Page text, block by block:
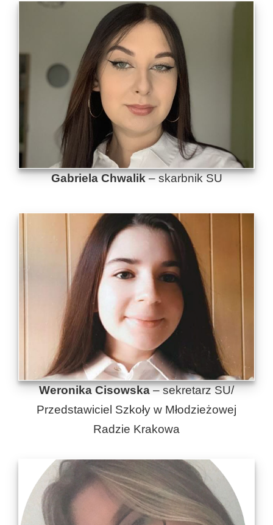
Gabriela Chwalik– skarbnik SU
Weronika Cisowska– sekretarz SU/
Przedstawiciel Szkoły w Młodzieżowej
Radzie Krakowa